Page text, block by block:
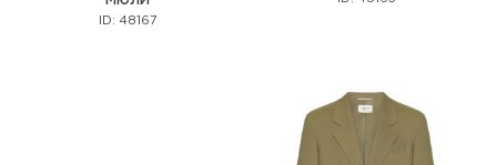
ID: 48167